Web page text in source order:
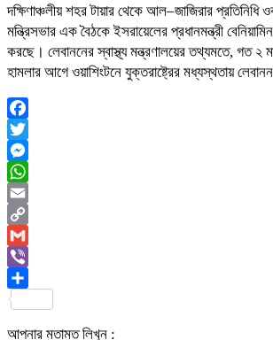
দক্ষিণাঞ্চলীয় শহর টায়ার থেকে আল–জাজিরার
মন্ত্রিসভার এক বৈঠকে ইসরায়েলের প্রধানমন্ত্রী
করছে। লেবাননের স্বাস্থ্য মন্ত্রণালয়ের তথ্যমতে, গত
হামলার আগে ওয়াশিংটনে যুক্তরাষ্ট্রের মধ্যস্থতায়
Facebook
Twitter
Messenger
WhatsApp
Email
Copy
Link
Gmail
Viber
আপনার মতামত লিখুন :